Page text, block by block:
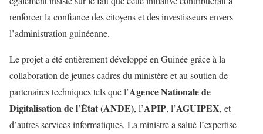
renforcer la confiance des citoyens et des investisseurs envers
l’administration guinéenne.
Le projet a été entièrement développé en Guinée grâce à la
collaboration de jeunes cadres du ministère et au soutien de
partenaires techniques tels que l’Agence Nationale de
Digitalisation de l’État (ANDE), l’APIP, l’AGUIPEX, et
d’autres services informatiques. La ministre a salué l’expertise